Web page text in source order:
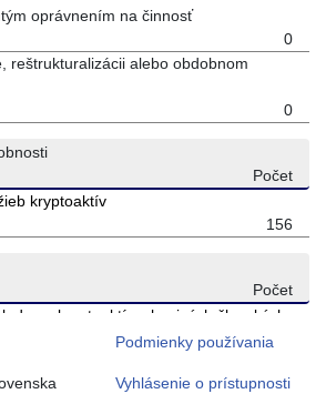
oprávnením na činnosť
0
reštrukturalizácii alebo obdobnom
0
Počet
kryptoaktív
156
Počet
o kryptoaktívach z iných členských
Podmienky používania
Vyhlásenie o prístupnosti